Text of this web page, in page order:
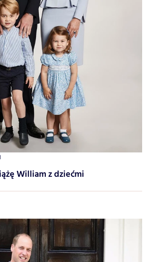
William z dziećmi